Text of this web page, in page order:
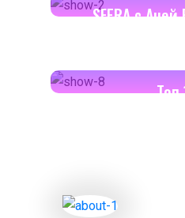
SFERA с
Toп